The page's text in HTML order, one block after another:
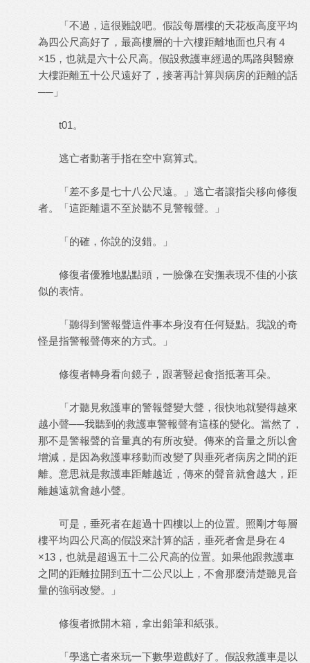
「不過，這很難說吧。假設每層樓的天花板高度平均
為四公尺高好了，最高樓層的十六樓距離地面也只有４
×15，也就是六十公尺高。假設救護車經過的馬路與醫療
大樓距離五十公尺遠好了，接著再計算與病房的距離的話
──」
t01。
逃亡者動著手指在空中寫算式。
「差不多是七十八公尺遠。」逃亡者讓指尖移向修復
者。「這距離還不至於聽不見警報聲。」
「的確，你說的沒錯。」
修復者優雅地點點頭，一臉像在安撫表現不佳的小孩
似的表情。
「聽得到警報聲這件事本身沒有任何疑點。我說的奇
怪是指警報聲傳來的方式。」
修復者轉身看向鏡子，跟著豎起食指抵著耳朵。
「才聽見救護車的警報聲變大聲，很快地就變得越來
越小聲──我聽到的救護車警報聲有這樣的變化。當然了，
那不是警報聲的音量真的有所改變。傳來的音量之所以會
增減，是因為救護車移動而改變了與垂死者病房之間的距
離。意思就是救護車距離越近，傳來的聲音就會越大，距
離越遠就會越小聲。
可是，垂死者在超過十四樓以上的位置。照剛才每層
樓平均四公尺高的假設來計算的話，垂死者會是身在４
×13，也就是超過五十二公尺高的位置。如果他跟救護車
之間的距離拉開到五十二公尺以上，不會那麼清楚聽見音
量的強弱改變。」
修復者掀開木箱，拿出鉛筆和紙張。
「學逃亡者來玩一下數學遊戲好了。假設救護車是以